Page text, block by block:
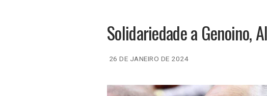
Solidariedade a Genoino,
26 DE JANEIRO DE 2024